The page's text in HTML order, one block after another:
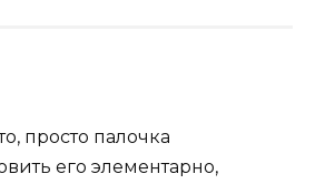
просто палочка
его элементарно,